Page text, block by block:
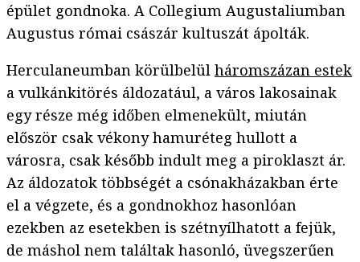
épület gondnoka. A Collegium Augustaliumban
Augustus római császár kultuszát ápolták.
Herculaneumban körülbelül háromszázan estek
a vulkánkitörés áldozatául, a város lakosainak
egy része még időben elmenekült, miután
először csak vékony hamuréteg hullott a
városra, csak később indult meg a piroklaszt ár.
Az áldozatok többségét a csónakházakban érte
el a végzete, és a gondnokhoz hasonlóan
ezekben az esetekben is szétnyílhatott a fejük,
de máshol nem találtak hasonló, üvegszerűen